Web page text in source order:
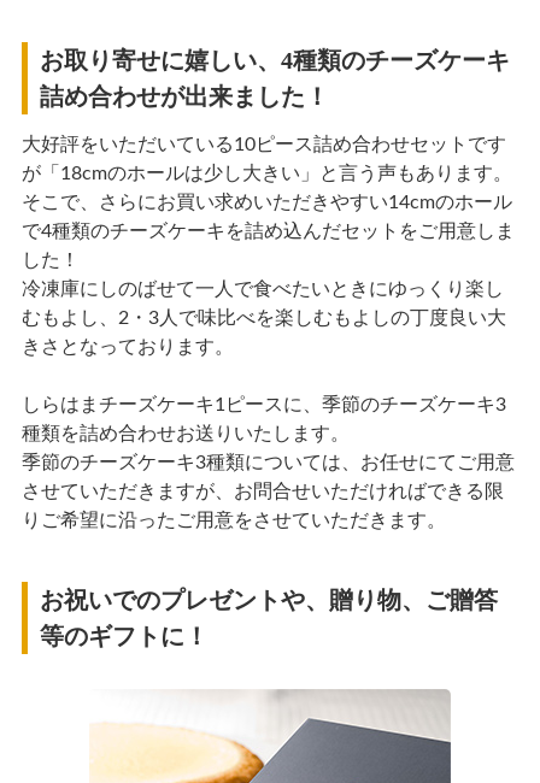
お取り寄せに嬉しい、4種類のチーズケーキ
詰め合わせが出来ました！
大好評をいただいている10ピース詰め合わせセットです
が「18cmのホールは少し大きい」と言う声もあります。
そこで、さらにお買い求めいただきやすい14cmのホール
で4種類のチーズケーキを詰め込んだセットをご用意しま
した！
冷凍庫にしのばせて一人で食べたいときにゆっくり楽し
むもよし、2・3人で味比べを楽しむもよしの丁度良い大
きさとなっております。
しらはまチーズケーキ1ピースに、季節のチーズケーキ3
種類を詰め合わせお送りいたします。
季節のチーズケーキ3種類については、お任せにてご用意
させていただきますが、お問合せいただければできる限
りご希望に沿ったご用意をさせていただきます。
お祝いでのプレゼントや、贈り物、ご贈答
等のギフトに！